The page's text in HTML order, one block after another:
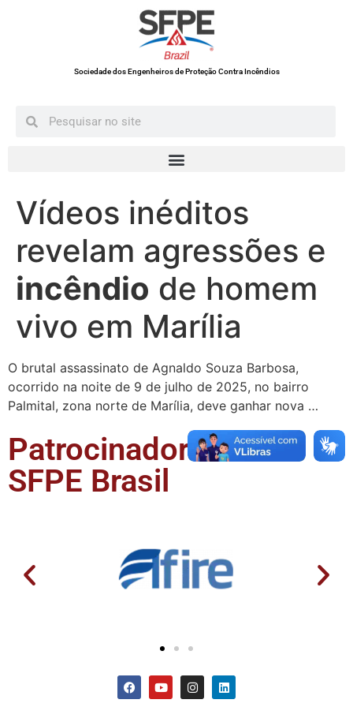
Sociedade dos Engenheiros de Proteção Contra Incêndios
Vídeos inéditos
revelam agressões e
incêndio de homem
vivo em Marília
O brutal assassinato de Agnaldo Souza Barbosa,
ocorrido na noite de 9 de julho de 2025, no bairro
Palmital, zona norte de Marília, deve ganhar nova …
Patrocinadores da
SFPE Brasil